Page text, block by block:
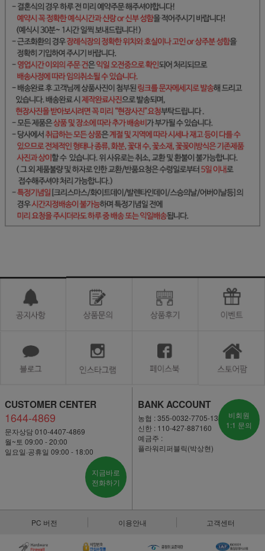
CUSTOMER CENTER
1644-4869
문자상담 010-4407-4869
월~토 09:00 - 20:00
일요일·공휴일 09:00 - 18:00
지금바로
전화하기
BANK ACCOUNT
농협 : 355-0032-7705-13
신한 : 110-427-887160
예금주 :
플라워리퍼블릭(박상현)
비회원
1:1 문의
PC 버전 이용안내 고객센터